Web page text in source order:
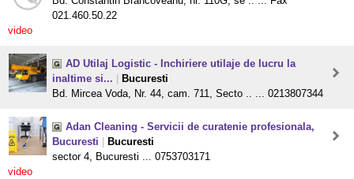
021.460.50.22
video
AD Utilaj Logistic - Inchiriere utilaje de lucru la
inaltime si...
Bucuresti
Bd. Mircea Voda, Nr. 44, cam. 711, Secto .. ... 0213807344
Adan Cleaning - Servicii de curatenie profesionala,
Bucuresti
Bucuresti
sector 4, Bucuresti ... 0753703171
video